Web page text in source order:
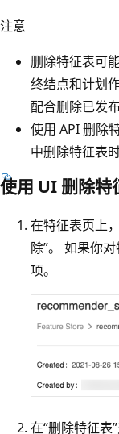
注意
删除特征表可
终结点和计划
配合删除已发
使用 API 删除
中删除特征表
使用 UI 删除特
在特征表页上
除”。 如果你
项。
在“删除特征表